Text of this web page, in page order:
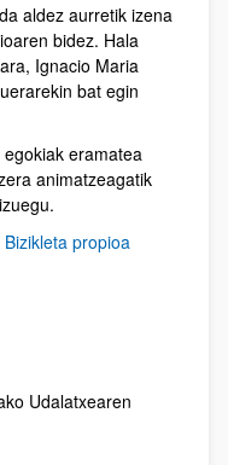
aldez aurretik izena
bidez. Hala
Ignacio Maria
bat egin
eramatea
animatzeagatik
propioa
Udalatxearen